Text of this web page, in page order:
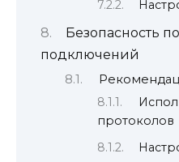
Безопасность
подключений
протоколов